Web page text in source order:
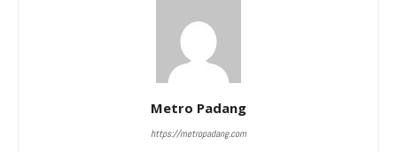
Metro Padang
https://metropadang.com